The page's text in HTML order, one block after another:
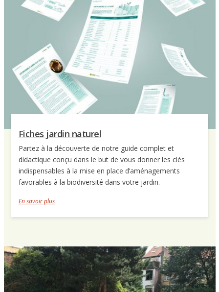
Fiches jardin naturel
Partez à la découverte de notre guide complet et
didactique conçu dans le but de vous donner les clés
indispensables à la mise en place d’aménagements
favorables à la biodiversité dans votre jardin.
En savoir plus